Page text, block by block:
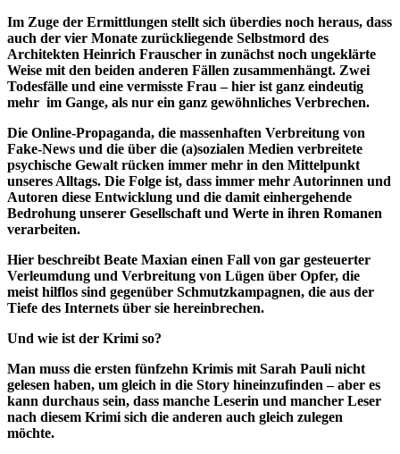
Im Zuge der Ermittlungen stellt sich überdies noch heraus, dass
auch der vier Monate zurückliegende Selbstmord des
Architekten Heinrich Frauscher in zunächst noch ungeklärte
Weise mit den beiden anderen Fällen zusammenhängt. Zwei
Todesfälle und eine vermisste Frau – hier ist ganz eindeutig
mehr im Gange, als nur ein ganz gewöhnliches Verbrechen.
Die Online-Propaganda, die massenhaften Verbreitung von
Fake-News und die über die (a)sozialen Medien verbreitete
psychische Gewalt rücken immer mehr in den Mittelpunkt
unseres Alltags. Die Folge ist, dass immer mehr Autorinnen und
Autoren diese Entwicklung und die damit einhergehende
Bedrohung unserer Gesellschaft und Werte in ihren Romanen
verarbeiten.
Hier beschreibt Beate Maxian einen Fall von gar gesteuerter
Verleumdung und Verbreitung von Lügen über Opfer, die
meist hilflos sind gegenüber Schmutzkampagnen, die aus der
Tiefe des Internets über sie hereinbrechen.
Und wie ist der Krimi so?
Man muss die ersten fünfzehn Krimis mit Sarah Pauli nicht
gelesen haben, um gleich in die Story hineinzufinden – aber es
kann durchaus sein, dass manche Leserin und mancher Leser
nach diesem Krimi sich die anderen auch gleich zulegen
möchte.